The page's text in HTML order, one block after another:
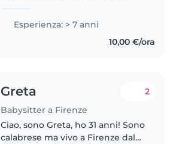
dell'Educazione e della
Formazione- Prima infanzia degli
Studi di Firenze, percorso che mi
Esperienza: > 7 anni
10,00 €/ora
Greta
Babysitter a Firenze
2
Ciao, sono Greta, ho 31 anni! Sono
calabrese ma vivo a Firenze dal